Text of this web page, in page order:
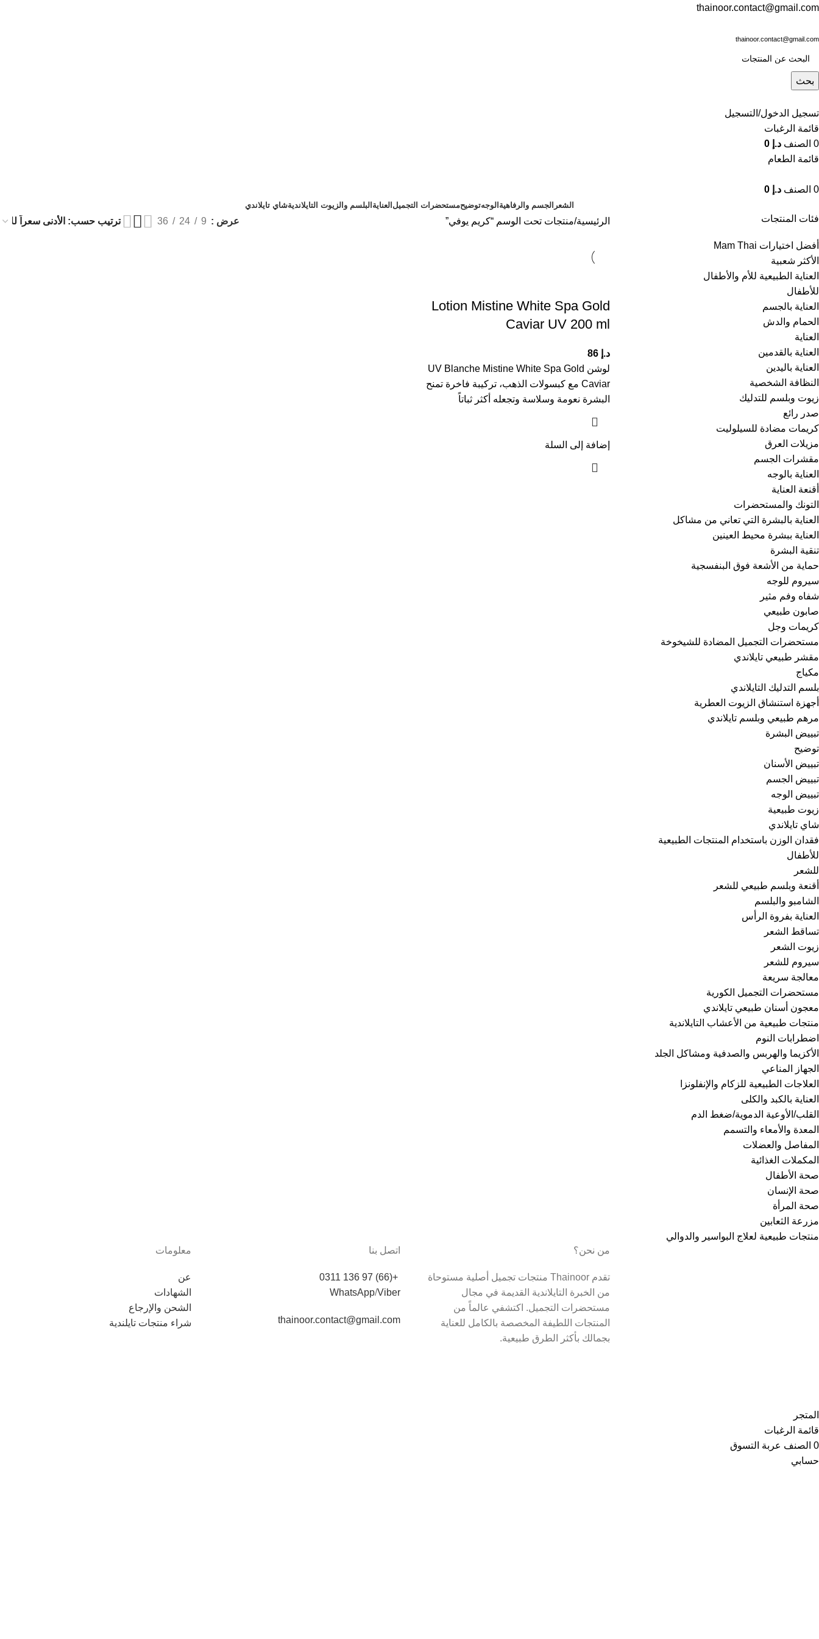
thainoor.contact@gmail.com
thainoor.contact@gmail.com
بحث
تسجيل الدخول/التسجيل
قائمة الرغبات
0 الصنف د.إ
قائمة الطعام
0 الصنف د.إ
الشعر الجسم والرفاهية الوجهتوضيحمستحضرات التجميل العناية البلسم والزيوت التايلانديةشاي تايلاندي
فئات المنتجات
أفضل اختيارات Mam Thai
الأكثر شعبية
العناية الطبيعية للأم والأطفال
للأطفال
العناية بالجسم
الحمام والدش
العناية
العناية بالقدمين
العناية باليدين
النظافة الشخصية
زيوت وبلسم للتدليك
صدر رائع
كريمات مضادة للسيلوليت
مزيلات العرق
مقشرات الجسم
العناية بالوجه
أقنعة العناية
التونك والمستحضرات
العناية بالبشرة التي تعاني من مشاكل
العناية ببشرة محيط العينين
تنقية البشرة
حماية من الأشعة فوق البنفسجية
سيروم للوجه
شفاه وفم مثير
صابون طبيعي
كريمات وجل
مستحضرات التجميل المضادة للشيخوخة
مقشر طبيعي تايلاندي
مكياج
بلسم التدليك التايلاندي
أجهزة استنشاق الزيوت العطرية
مرهم طبيعي وبلسم تايلاندي
تبييض البشرة
توضيح
تبييض الأسنان
تبييض الجسم
تبييض الوجه
زيوت طبيعية
شاي تايلاندي
فقدان الوزن باستخدام المنتجات الطبيعية
للأطفال
للشعر
أقنعة وبلسم طبيعي للشعر
الشامبو والبلسم
العناية بفروة الرأس
تساقط الشعر
زيوت الشعر
سيروم للشعر
معالجة سريعة
مستحضرات التجميل الكورية
معجون أسنان طبيعي تايلاندي
منتجات طبيعية من الأعشاب التايلاندية
اضطرابات النوم
الأكزيما والهربس والصدفية ومشاكل الجلد
الجهاز المناعي
العلاجات الطبيعية للزكام والإنفلونزا
العناية بالكبد والكلى
القلب/الأوعية الدموية/ضغط الدم
المعدة والأمعاء والتسمم
المفاصل والعضلات
المكملات الغذائية
صحة الأطفال
صحة الإنسان
صحة المرأة
مزرعة الثعابين
منتجات طبيعية لعلاج البواسير والدوالي
الرئيسية منتجات تحت الوسم “كريم يوفي” عرض 9
24
36
Lotion Mistine White Spa Gold
Caviar UV 200 ml
د.إ 86
لوشن UV Blanche Mistine White Spa Gold
Caviar مع كبسولات الذهب، تركيبة فاخرة تمنح
البشرة نعومة وسلاسة وتجعله أكثر ثباتاً
إضافة إلى السلة
من نحن؟
تقدم Thainoor منتجات تجميل أصلية مستوحاة
من الخبرة التايلاندية القديمة في مجال
مستحضرات التجميل. اكتشفي عالماً من
المنتجات اللطيفة المخصصة بالكامل للعناية
بجمالك بأكثر الطرق طبيعية.
اتصل بنا
+(66) 97 136 0311
WhatsApp/Viber
thainoor.contact@gmail.com
معلومات
عن
الشهادات
الشحن والإرجاع
شراء منتجات تايلندية
المتجر
قائمة الرغبات
0 الصنف عربة التسوق
حسابي